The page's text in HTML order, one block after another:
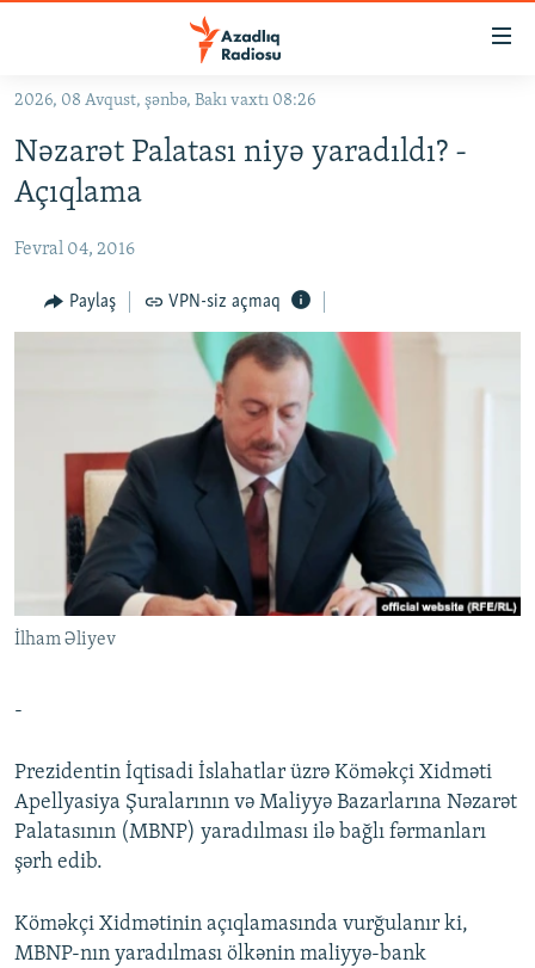
Əsas
qayıt
Əsas
naviqasiyaya
qayıt
KORRUPSIOMETR
#ƏSLINDƏ
FƏRQƏ BAX
VIDEO
FOTOQALEREYA
İNFOQRAFIKA
KARIKATURA
RADIO ARXIV
OXU ZALI
AZƏRBAYCAN ƏDƏBIYYATI KITABXANASI
İSLAM VƏ DEMOKRATIYA
İZ - MƏDƏNIYYƏT PROQRAMI
HAQQIMIZDA
MISSIYAMIZ
PEŞƏ ETIKASI VƏ JURNALISTIKA STANDARTLARIMIZ
MATERIALLARIMIZDAN ISTIFADƏ
XƏBƏR BÜLLETENLƏRIMIZ
BIZI IZLƏ
2026, 08 Avqust, şənbə, Bakı vaxtı 08:26
Nəzarət Palatası niyə yaradıldı? -
Açıqlama
Fevral 04, 2016
Paylaş VPN-siz açmaq
İlham Əliyev
-
Prezidentin İqtisadi İslahatlar üzrə Köməkçi Xidməti
Apellyasiya Şuralarının və Maliyyə Bazarlarına Nəzarət
Palatasının (MBNP) yaradılması ilə bağlı fərmanları
şərh edib.
Köməkçi Xidmətinin açıqlamasında vurğulanır ki,
MBNP-nın yaradılması ölkənin maliyyə-bank